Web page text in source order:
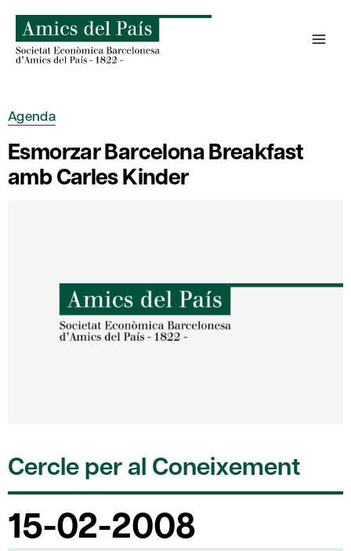
content
Agenda
Esmorzar Barcelona Breakfast
amb Carles Kinder
Cercle per al Coneixement
15-02-2008